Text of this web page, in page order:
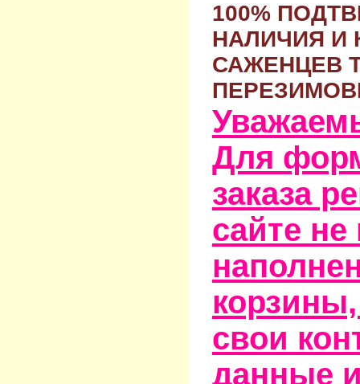
100%
НАЛИЧИЯ И
САЖЕНЦЕВ
Для
заказа
сайте
свои
данные